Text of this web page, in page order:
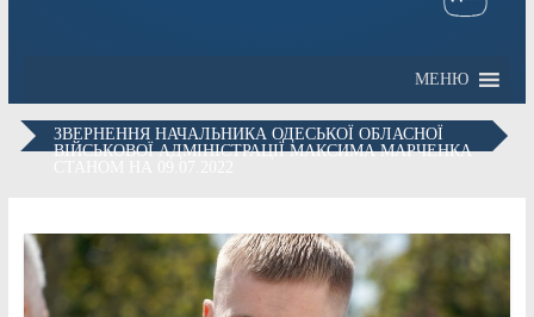
МЕНЮ
ЗВЕРНЕННЯ НАЧАЛЬНИКА ОДЕСЬКОЇ ОБЛАСНОЇ
ВІЙСЬКОВОЇ АДМІНІСТРАЦІЇ МАКСИМА МАРЧЕНКА